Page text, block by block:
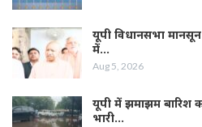
यूपी विधानसभा मानसून
में…
Aug 5, 2026
यूपी में झमाझम बारिश
भारी…